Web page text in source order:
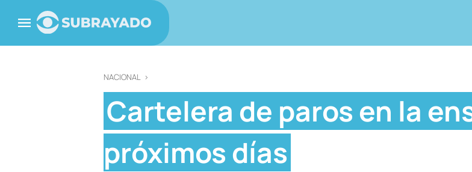
NACIONAL >
Cartelera de paros en la
próximos días